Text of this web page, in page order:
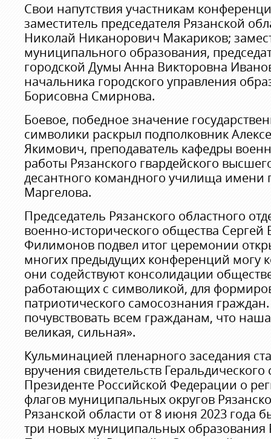
Свои напутствия участникам
заместитель председателя Рязанской
Николай Никанорович Макариков;
муниципального образования,
городской Думы Анна Викторовна
начальника городского управления
Борисовна Смирнова.
Боевое, победное значение
символики раскрыл подполковник
Якимович, преподаватель кафедры
работы Рязанского гвардейского
десантного командного училища имени
Маргелова.
Председатель Рязанского областного
военно-исторического общества
Филимонов подвел итог церемонии
многих предыдущих конференций могу
они содействуют консолидации
работающих с символикой, для
патриотического самосознания
почувствовать всем гражданам, что
великая, сильная».
Кульминацией пленарного заседания
вручения свидетельств Геральдического
Президенте Российской Федерации о
флагов муниципальных округов
Рязанской области от 8 июня 2023 года
три новых муниципальных образования